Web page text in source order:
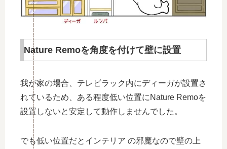
Nature Remoを角度を付けて壁に設置
我が家の場合、テレビラック内にディーガが設置さ
れているため、ある程度低い位置にNature Remoを
設置しないと安定して動作しませんでした。
でも低い位置だとインテリア の邪魔なので壁の上